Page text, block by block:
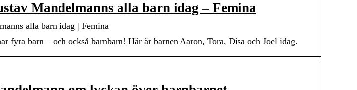
Mandelmanns alla barn idag – Femina
alla barn idag | Femina
fyra barn – och också barnbarn! Här är barnen Aaron, Tora, Disa och Joel idag.